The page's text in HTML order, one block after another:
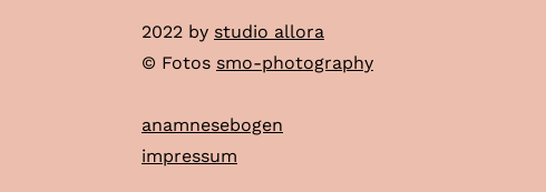
2022 by studio allora
© Fotos smo-photography
anamnesebogen
impressum